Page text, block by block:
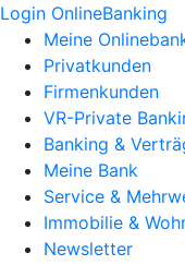
Login OnlineBanking
Meine
Privatkunden
Firmenkunden
VR-Private
Banking &
Meine Bank
Service &
Immobilie &
Newsletter